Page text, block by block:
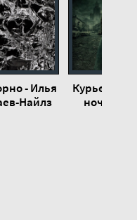
- Илья
Найлз
Курьер.
ночь